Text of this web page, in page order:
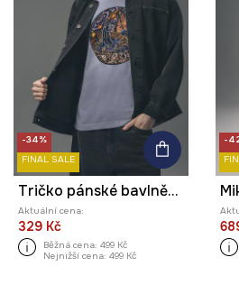
-34%
FINAL SALE
Tričko pánské bavlněné z kolekce Tattoo Art by Marcel Ustowski (MUS TATTOO)
Aktuální cena:
329 Kč
Běžná cena: 499 Kč
Nejnižší cena: 499 Kč
-